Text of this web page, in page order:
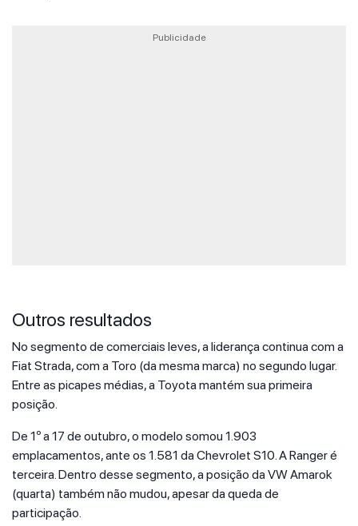
Publicidade
Outros resultados
No segmento de comerciais leves, a liderança continua com a
Fiat Strada, com a Toro (da mesma marca) no segundo lugar.
Entre as picapes médias, a Toyota mantém sua primeira
posição.
De 1º a 17 de outubro, o modelo somou 1.903
emplacamentos, ante os 1.581 da Chevrolet S10. A Ranger é
terceira. Dentro desse segmento, a posição da VW Amarok
(quarta) também não mudou, apesar da queda de
participação.